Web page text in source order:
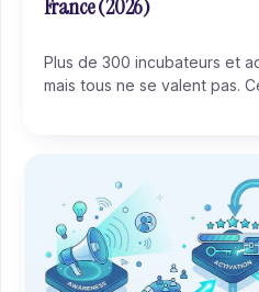
France (2026)
Plus de 300 incubateurs et
mais tous ne se valent pas.